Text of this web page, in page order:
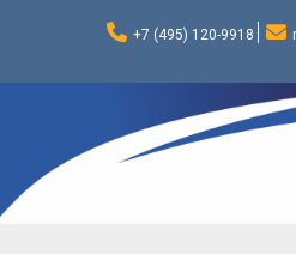
+7 (495) 120-9918